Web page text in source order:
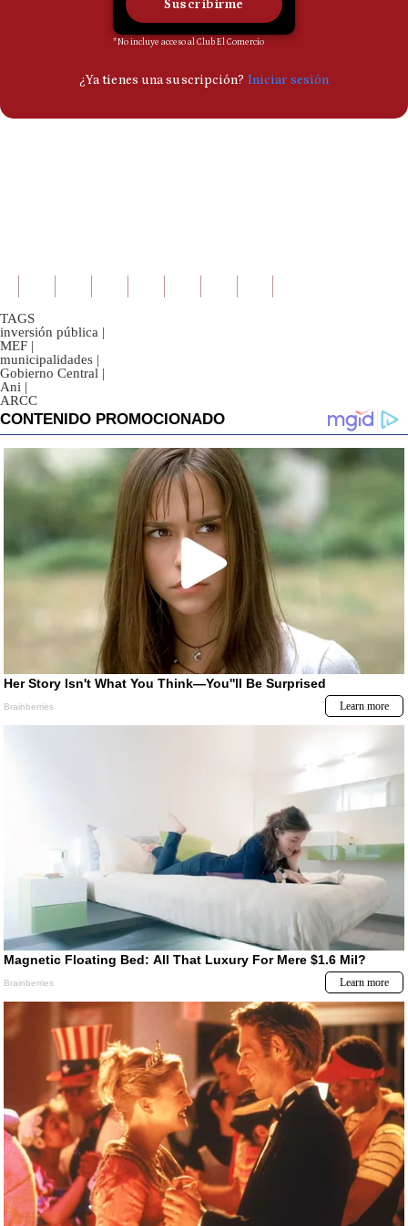
TAGS
inversión pública |
MEF |
municipalidades |
Gobierno Central |
Ani |
ARCC